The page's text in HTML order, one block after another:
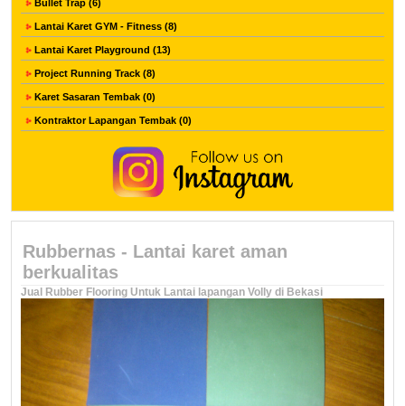
Bullet Trap (6)
Lantai Karet GYM - Fitness (8)
Lantai Karet Playground (13)
Project Running Track (8)
Karet Sasaran Tembak (0)
Kontraktor Lapangan Tembak (0)
Rubbernas - Lantai karet aman
berkualitas
Jual Rubber Flooring Untuk Lantai lapangan Volly di Bekasi